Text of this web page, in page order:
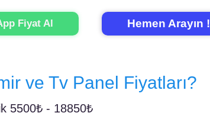
Fiyat Al Hemen Arayın !
ve Tv Panel Fiyatları?
5500₺ - 18850₺